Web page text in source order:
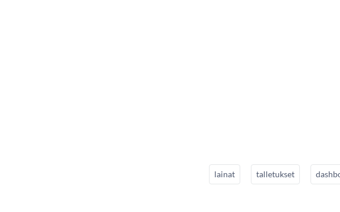
lainat talletukset